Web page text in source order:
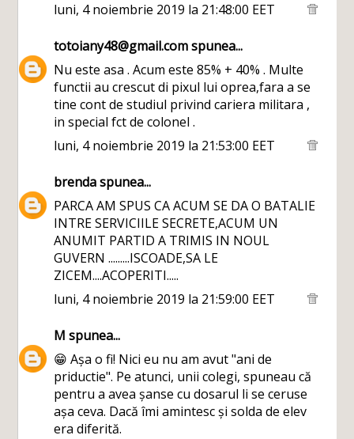
luni, 4 noiembrie 2019 la 21:48:00 EET
totoiany48@gmail.comspunea...
Nu este asa . Acum este 85% + 40% . Multe
functii au crescut di pixul lui oprea,fara a se
tine cont de studiul privind cariera militara ,
in special fct de colonel .
luni, 4 noiembrie 2019 la 21:53:00 EET
brendaspunea...
PARCA AM SPUS CA ACUM SE DA O BATALIE
INTRE SERVICIILE SECRETE,ACUM UN
ANUMIT PARTID A TRIMIS IN NOUL
GUVERN .........ISCOADE,SA LE
ZICEM....ACOPERITI.....
luni, 4 noiembrie 2019 la 21:59:00 EET
M spunea...
😁 Așa o fi! Nici eu nu am avut "ani de
priductie". Pe atunci, unii colegi, spuneau că
pentru a avea șanse cu dosarul li se ceruse
așa ceva. Dacă îmi amintesc și solda de elev
era diferită.